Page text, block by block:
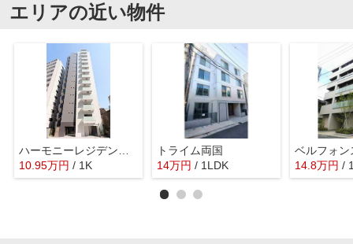
エリアの近い物件
10.95万円 / 1K
トライム両国
14万円 / 1LDK
ベルフォン
14.8万円 /